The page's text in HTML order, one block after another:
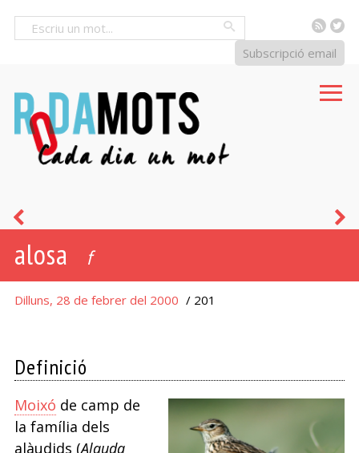
RSS
Subscripció email
alosa f
Dilluns, 28 de febrer del 2000 / 201
Definició
Moixó de camp de
la família dels
alàudids (Alauda
encisar